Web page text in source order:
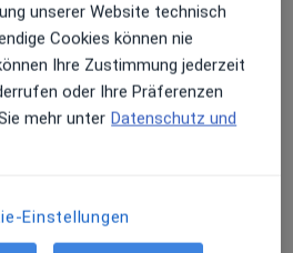
Gefäßchirurg, Phlebologe
Asadi
unserer Website technisch
Cookies können nie
Ihre Zustimmung jederzeit
oder Ihre Präferenzen
mehr unter Datenschutz und
Einstellungen